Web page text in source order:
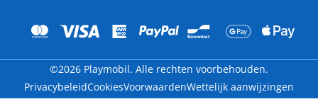
©2026 Playmobil. Alle rechten voorbehouden.
PrivacybeleidCookiesVoorwaardenWettelijk aanwijzingen